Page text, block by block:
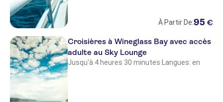
À Partir De:95 €
Croisières à Wineglass Bay avec accès
adulte au Sky Lounge
Jusqu'à 4 heures 30 minutes· Langues: en